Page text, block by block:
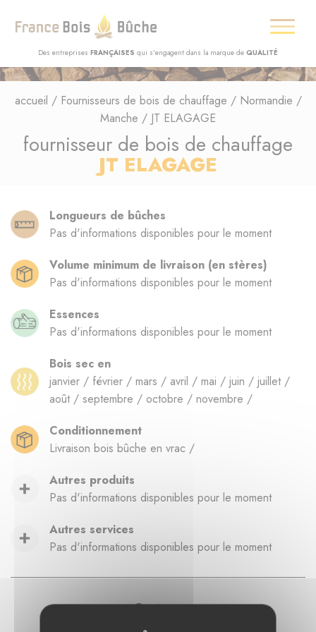
Des entreprises FRANÇAISES qui s'engagent dans la marque de QUALITÉ
accueil / Fournisseurs de bois de chauffage / Normandie /
Manche / JT ELAGAGE
fournisseur de bois de chauffage
JT ELAGAGE
Longueurs de bûches
Pas d'informations disponibles pour le moment
Volume minimum de livraison (en stères)
Pas d'informations disponibles pour le moment
Essences
Pas d'informations disponibles pour le moment
Bois sec en
janvier / février / mars / avril / mai / juin / juillet /
août / septembre / octobre / novembre /
Conditionnement
Livraison bois bûche en vrac /
Autres produits
Pas d'informations disponibles pour le moment
Autres services
Pas d'informations disponibles pour le moment
Contacts